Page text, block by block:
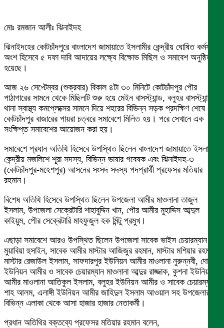
মোঃ রমজান আলীঃ ঝিনাইদহ
ঝিনাইদহের কোটচাঁদপুরে বাংলাদেশ জামায়াতে ইসলামীর কেন্দ্রীয় ঘোষিত কর্মসূচির
অংশ হিসেবে ৫ দফা দাবি আদায়ের লক্ষ্যে বিক্ষোভ মিছিল ও সমাবেশ অনুষ্ঠিত
হয়েছে।
আজ ২৬ সেপ্টেম্বর (শুক্রবার) বিকাল ৪টা ৩০ মিনিটে কোটচাঁদপুর পৌর
পাঠাগারের সামনে থেকে মিছিলটি শুরু হয়ে মেইন বাসস্ট্যান্ড, বলুহর বাসস্ট্যান্ড,
থানা স্বাস্থ্য কমপ্লেক্সের সামনে দিয়ে শহরের বিভিন্ন সড়ক প্রদক্ষিণ শেষে
কোটচাঁদপুর বাজারের পায়রা চত্বরে সমাবেশে মিলিত হয়। পরে সেখানে এক
সংক্ষিপ্ত সমাবেশের আয়োজন করা হয়।
সমাবেশে প্রধান অতিথি হিসেবে উপস্থিত ছিলেন বাংলাদেশ জামায়াতে ইসলামীর
কেন্দ্রীয় মজলিশে শূরা সদস্য, বিভিন্ন ভাষার গবেষক এবং ঝিনাইদহ-৩
(কোটচাঁদপুর-মহেশপুর) আসনের সংসদ সদস্য পদপ্রার্থী প্রফেসর মতিয়ার
রহমান।
বিশেষ অতিথি হিসেবে উপস্থিত ছিলেন উপজেলা আমীর মাওলানা তাজুল
ইসলাম, উপজেলা সেক্রেটারি শাহাবুদ্দিন খান, পৌর আমীর মুহাদ্দিস আব্দুল
কাইয়ুম, পৌর সেক্রেটারি মাহফুজুল হক মিন্টু প্রমুখ।
এছাড়া সমাবেশে আরও উপস্থিত ছিলেন উপজেলা সাবেক ভাইস চেয়ারম্যান
মুয়াবিয়া হুসাইন, সাবেক আমীর মাস্টার আজিজুর রহমান, মাস্টার মশিয়ার রহমান,
মাস্টার রেজাউল ইসলাম, সাফদারপুর ইউনিয়ন আমীর মাওলানা নুরুন্নবী, দোড়া
ইউনিয়ন আমীর ও সাবেক চেয়ারম্যান মাওলানা আব্দুর রাজ্জাক, কুশনা ইউনিয়ন
আমীর মাওলানা আতিকুল ইসলাম, বলুহর ইউনিয়ন আমীর ও সাবেক চেয়ারম্যান
শাহ আলম, এলাঙ্গী ইউনিয়ন আমীর জাহিদুল ইসলাম আওয়াল সহ উপজেলার
বিভিন্ন এলাকা থেকে আসা হাজার হাজার নেতাকর্মী।
প্রধান অতিথির বক্তব্যে প্রফেসর মতিয়ার রহমান বলেন,